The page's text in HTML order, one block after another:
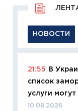
НОВОСТИ
21:55
В
список
услуги
10.08.2026